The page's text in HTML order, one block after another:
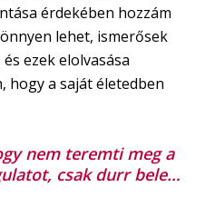
érdekében hozzám
lehet, ismerősek
ezek elolvasása
hogy a saját életedben
nem teremti meg a
csak durr bele…